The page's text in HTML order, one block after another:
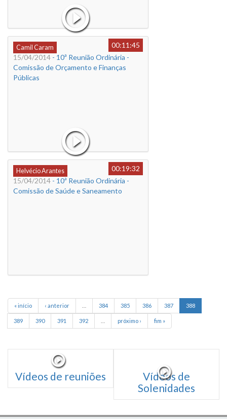
Camil Caram
00:11:45
15/04/2014 - 10ª Reunião Ordinária -
Comissão de Orçamento e Finanças
Públicas
Helvécio Arantes
00:19:32
15/04/2014 - 10ª Reunião Ordinária -
Comissão de Saúde e Saneamento
« início ‹ anterior 384 385 386 387 388
389 390 391 392 próximo › fim »
Vídeos de reuniões
Vídeos de
Solenidades